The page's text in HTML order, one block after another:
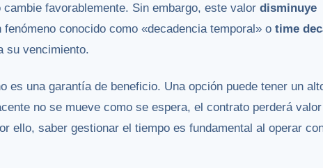
favorablemente. Sin embargo, este valor disminuye
fenómeno conocido como «decadencia temporal» o time
su vencimiento.
es una garantía de beneficio. Una opción puede tener un
no se mueve como se espera, el contrato perderá
ello, saber gestionar el tiempo es fundamental al operar